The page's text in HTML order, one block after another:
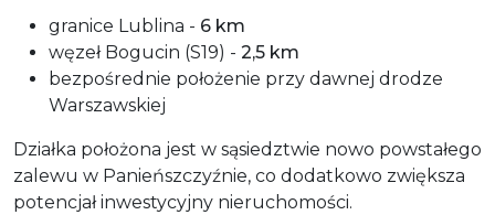
granice Lublina - 6 km
węzeł Bogucin (S19) - 2,5 km
bezpośrednie położenie przy dawnej drodze
Warszawskiej
Działka położona jest w sąsiedztwie nowo powstałego
zalewu w Panieńszczyźnie, co dodatkowo zwiększa
potencjał inwestycyjny nieruchomości.